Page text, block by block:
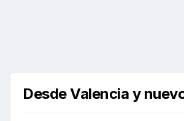
Desde Valencia y